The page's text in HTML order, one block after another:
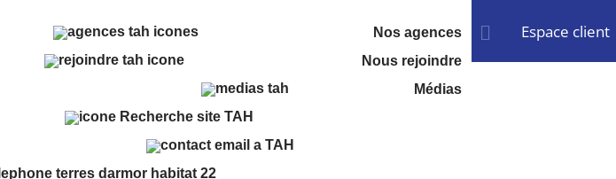
Nos agences
Nous rejoindre
Médias
 Espace client